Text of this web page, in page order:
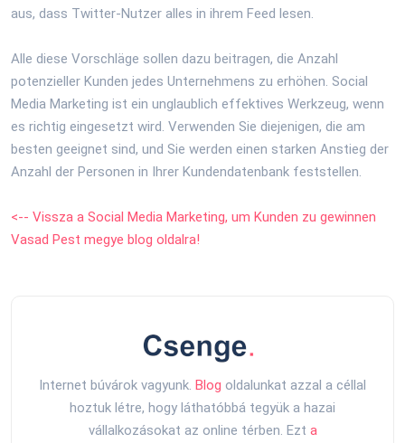
aus, dass Twitter-Nutzer alles in ihrem Feed lesen.
Alle diese Vorschläge sollen dazu beitragen, die Anzahl
potenzieller Kunden jedes Unternehmens zu erhöhen. Social
Media Marketing ist ein unglaublich effektives Werkzeug, wenn
es richtig eingesetzt wird. Verwenden Sie diejenigen, die am
besten geeignet sind, und Sie werden einen starken Anstieg der
Anzahl der Personen in Ihrer Kundendatenbank feststellen.
<-- Vissza a Social Media Marketing, um Kunden zu gewinnen
Vasad Pest megye blog oldalra!
Internet búvárok vagyunk. Blog oldalunkat azzal a céllal
hoztuk létre, hogy láthatóbbá tegyük a hazai
vállalkozásokat az online térben. Ezt a